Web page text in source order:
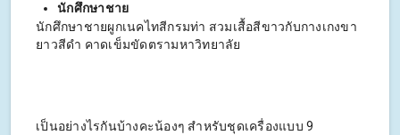
นักศึกษาชาย
นักศึกษาชายผูกเนคไทสีกรมท่า สวมเสื้อสีขาวกับกางเกงขา
ยาวสีดำ คาดเข็มขัดตรามหาวิทยาลัย
เป็นอย่างไรกันบ้างคะน้องๆ สำหรับชุดเครื่องแบบ 9